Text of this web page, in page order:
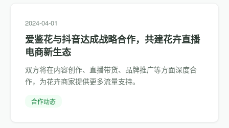
2024-04-01
爱鉴花与抖音达成战略合作，共建花卉直播
电商新生态
双方将在内容创作、直播带货、品牌推广等方面深度合
作，为花卉商家提供更多流量支持。
合作动态